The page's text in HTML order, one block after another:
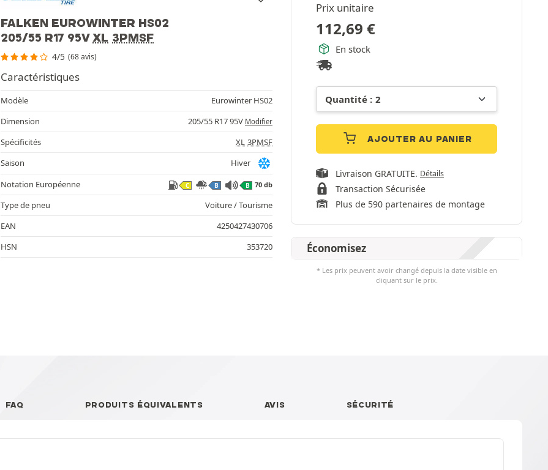
FALKEN EUROWINTER HS02
205/55 R17 95VXL 3PMSF
4/5 (68 avis)
Prix unitaire
112,69 €
En stock
AJOUTER AU PANIER
Livraison GRATUITE. Détails
Transaction Sécurisée
Plus de 590 partenaires de montage
Économisez
* Les prix peuvent avoir changé depuis la date visible en
cliquant sur le prix.
Caractéristiques
Modèle
Eurowinter HS02
Dimension
205/55 R17 95V Modifier
Spécificités XL 3PMSF
Saison
Hiver
Notation Européenne
C B B 70 db
Type de pneu
Voiture / Tourisme
EAN
4250427430706
HSN
353720
FAQ PRODUITS ÉQUIVALENTS AVIS SÉCURITÉ